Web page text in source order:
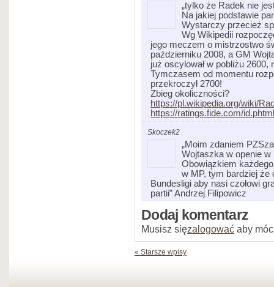
„tylko że Radek nie
Na jakiej podstawie
Wystarczy przecież
Wg Wikipedii
jego meczem o mistrzostwo
październiku 2008, a GM
już oscylował w pobliżu
Tymczasem od momentu
przekroczył 2700!
Zbieg okoliczności?
https://pl.wikipedia.org/wiki/
https://ratings.fide.com/
Skoczek2
„Moim zdaniem
Wojtaszka w openie
Obowiązkiem
w MP, tym bardziej że
Bundesligi aby nasi czołowi
partii” Andrzej Filipowicz
Dodaj komentarz
Musisz sięzalogować aby
« Starsze wpisy